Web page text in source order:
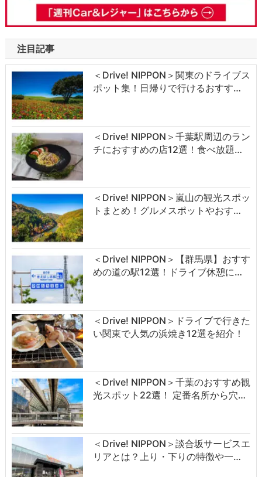
注目記事
＜Drive! NIPPON＞関東のドライブス
ポット集！日帰りで行けるおすす…
＜Drive! NIPPON＞千葉駅周辺のラン
チにおすすめの店12選！食べ放題…
＜Drive! NIPPON＞嵐山の観光スポッ
トまとめ！グルメスポットやおす…
＜Drive! NIPPON＞【群馬県】おすす
めの道の駅12選！ドライブ休憩に…
＜Drive! NIPPON＞ドライブで行きた
い関東で人気の浜焼き12選を紹介！
＜Drive! NIPPON＞千葉のおすすめ観
光スポット22選！ 定番名所から穴…
＜Drive! NIPPON＞談合坂サービスエ
リアとは？上り・下りの特徴や一…